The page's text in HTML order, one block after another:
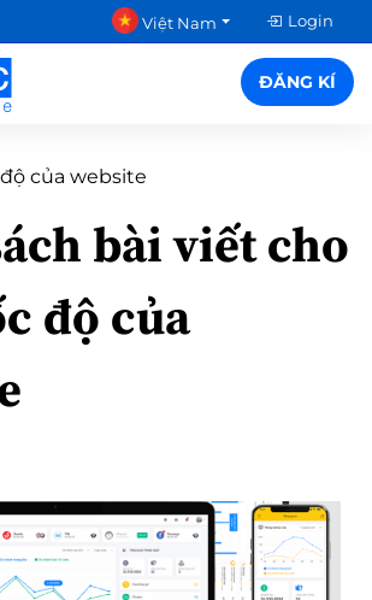
Việt Nam Login
ĐĂNG KÍ
của website
bài viết cho
độ của